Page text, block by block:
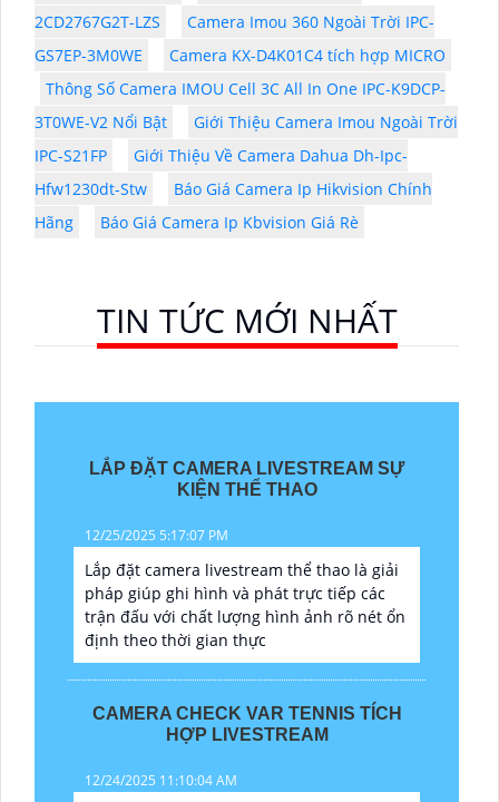
2CD2767G2T-LZS
Camera Imou 360 Ngoài Trời IPC-
GS7EP-3M0WE
Camera KX-D4K01C4 tích hợp MICRO
Thông Số Camera IMOU Cell 3C All In One IPC-K9DCP-
3T0WE-V2 Nổi Bật
Giới Thiệu Camera Imou Ngoài Trời
IPC-S21FP
Giới Thiệu Về Camera Dahua Dh-Ipc-
Hfw1230dt-Stw
Báo Giá Camera Ip Hikvision Chính
Hãng
Báo Giá Camera Ip Kbvision Giá Rè
TIN TỨC MỚI NHẤT
LẮP ĐẶT CAMERA LIVESTREAM SỰ
KIỆN THỂ THAO
12/25/2025 5:17:07 PM
Lắp đặt camera livestream thể thao là giải
pháp giúp ghi hình và phát trực tiếp các
trận đấu với chất lượng hình ảnh rõ nét ổn
định theo thời gian thực
CAMERA CHECK VAR TENNIS TÍCH
HỢP LIVESTREAM
12/24/2025 11:10:04 AM